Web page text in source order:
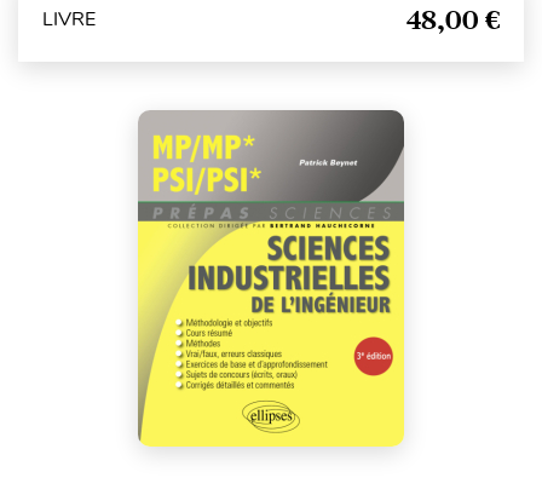
LIVRE 48,00 €